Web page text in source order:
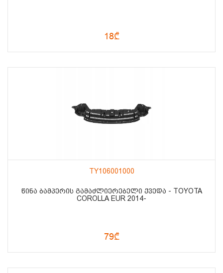
18₾
TY106001000
ᲬᲘᲜᲐ ᲑᲐᲛᲞᲔᲠᲘᲡ ᲒᲐᲛᲐᲫᲚᲘᲔᲠᲔᲑᲔᲚᲘ ᲥᲕᲔᲓᲐ - TOYOTA
COROLLA EUR 2014-
79₾